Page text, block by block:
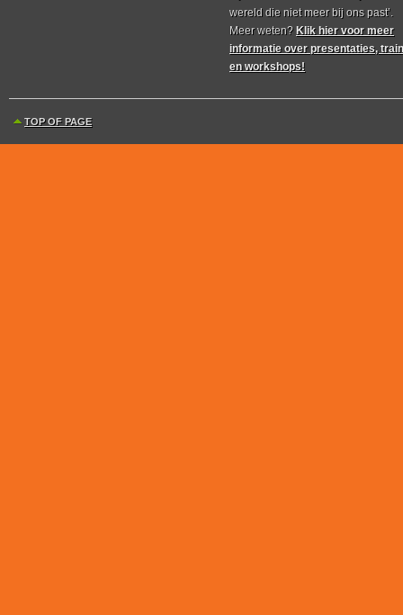
wereld die niet meer bij ons past’.
Meer weten? Klik hier voor meer
informatie over presentaties,
en workshops!
TOP OF PAGE